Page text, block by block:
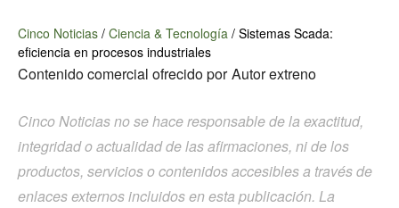
Cinco Noticias / Ciencia & Tecnología / Sistemas Scada:
eficiencia en procesos industriales
Contenido comercial ofrecido por Autor extreno
Cinco Noticias no se hace responsable de la exactitud,
integridad o actualidad de las afirmaciones, ni de los
productos, servicios o contenidos accesibles a través de
enlaces externos incluidos en esta publicación. La